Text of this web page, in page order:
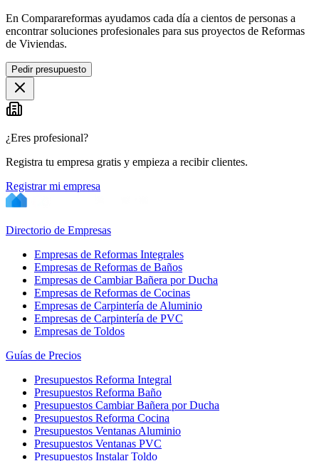
En Comparareformas ayudamos cada día a cientos de personas a
encontrar soluciones profesionales para sus proyectos de Reformas
de Viviendas.
Pedir presupuesto
¿Eres profesional?
Registra tu empresa gratis y empieza a recibir clientes.
Registrar mi empresa
Directorio de Empresas
Empresas de Reformas Integrales
Empresas de Reformas de Baños
Empresas de Cambiar Bañera por Ducha
Empresas de Reformas de Cocinas
Empresas de Carpintería de Aluminio
Empresas de Carpintería de PVC
Empresas de Toldos
Guías de Precios
Presupuestos Reforma Integral
Presupuestos Reforma Baño
Presupuestos Cambiar Bañera por Ducha
Presupuestos Reforma Cocina
Presupuestos Ventanas Aluminio
Presupuestos Ventanas PVC
Presupuestos Instalar Toldo